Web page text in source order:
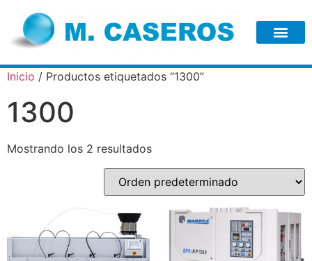
Inicio / Productos etiquetados “1300”
1300
Mostrando los 2 resultados